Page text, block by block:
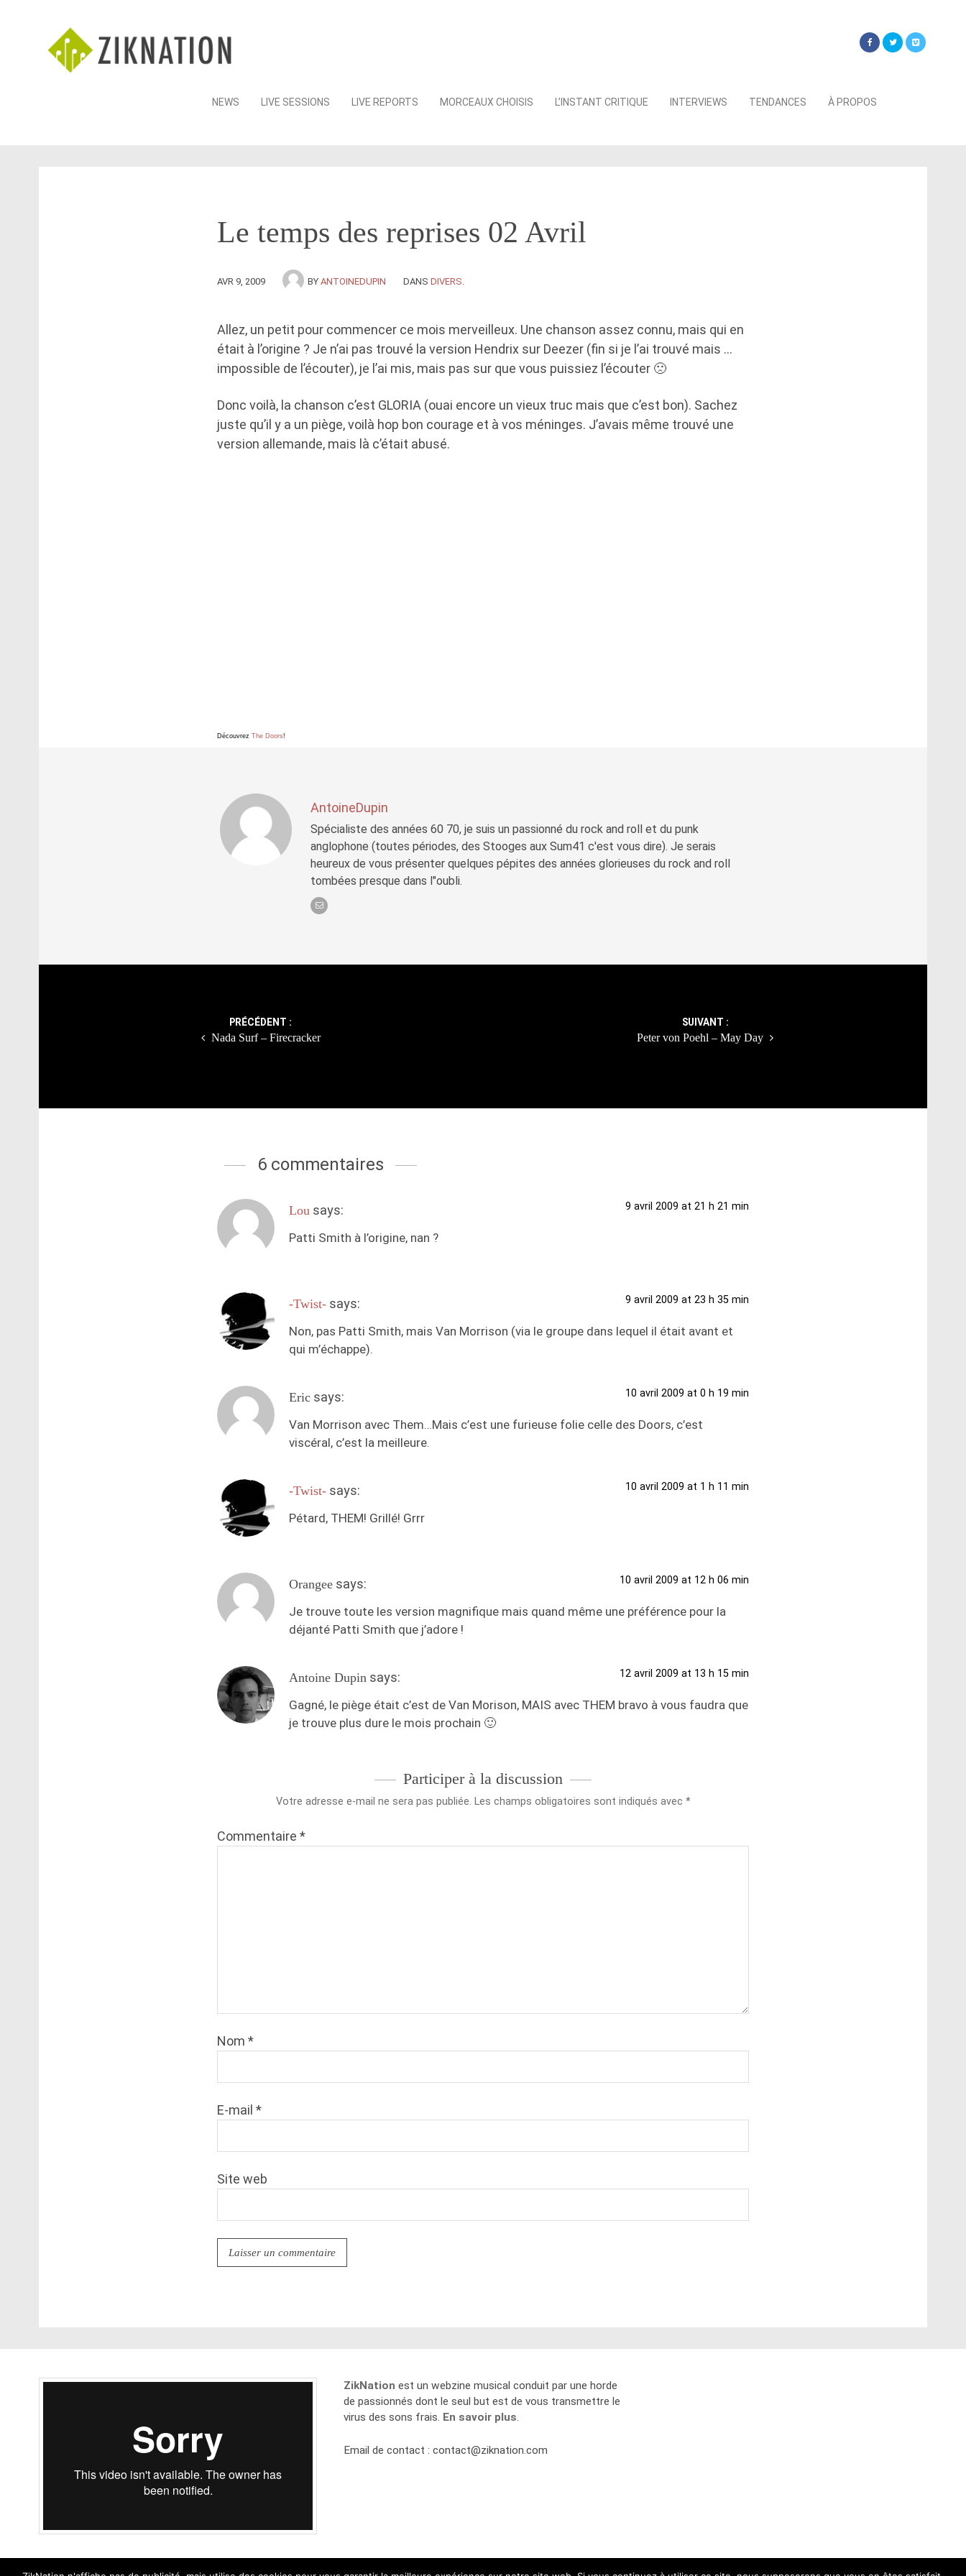
Skip
NEWS LIVE SESSIONS LIVE REPORTS MORCEAUX CHOISIS L’INSTANT CRITIQUE INTERVIEWS TENDANCES À PROPOS
Le temps des reprises 02 Avril
AVR 9, 2009 BY ANTOINEDUPIN DANS DIVERS
Allez, un petit pour commencer ce mois merveilleux. Une chanson assez connu, mais qui en
était à l’origine ? Je n’ai pas trouvé la version Hendrix sur Deezer (fin si je l’ai trouvé mais …
impossible de l’écouter), je l’ai mis, mais pas sur que vous puissiez l’écouter 🙁
Donc voilà, la chanson c’est GLORIA (ouai encore un vieux truc mais que c’est bon). Sachez
juste qu’il y a un piège, voilà hop bon courage et à vos méninges. J’avais même trouvé une
version allemande, mais là c’était abusé.
Découvrez The Doors!
AntoineDupin
Spécialiste des années 60 70, je suis un passionné du rock and roll et du punk
anglophone (toutes périodes, des Stooges aux Sum41 c'est vous dire). Je serais
heureux de vous présenter quelques pépites des années glorieuses du rock and roll
tombées presque dans l"oubli.
PRÉCÉDENT :
Nada Surf – Firecracker
SUIVANT :
Peter von Poehl – May Day
6 commentaires
Lou says: 9 avril 2009 at 21 h 21 min
Patti Smith à l’origine, nan ?
-Twist- says: 9 avril 2009 at 23 h 35 min
Non, pas Patti Smith, mais Van Morrison (via le groupe dans lequel il était avant et
qui m’échappe).
Eric says: 10 avril 2009 at 0 h 19 min
Van Morrison avec Them…Mais c’est une furieuse folie celle des Doors, c’est
viscéral, c’est la meilleure.
-Twist- says: 10 avril 2009 at 1 h 11 min
Pétard, THEM! Grillé! Grrr
Orangee says: 10 avril 2009 at 12 h 06 min
Je trouve toute les version magnifique mais quand même une préférence pour la
déjanté Patti Smith que j’adore !
Antoine Dupin says: 12 avril 2009 at 13 h 15 min
Gagné, le piège était c’est de Van Morison, MAIS avec THEM bravo à vous faudra que
je trouve plus dure le mois prochain 🙂
Participer à la discussion
Votre adresse e-mail ne sera pas publiée. Les champs obligatoires sont indiqués avec *
Commentaire *
Nom *
E-mail *
Site web
ZikNation est un webzine musical conduit par une horde
de passionnés dont le seul but est de vous transmettre le
virus des sons frais. En savoir plus.
Email de contact :contact@ziknation.com